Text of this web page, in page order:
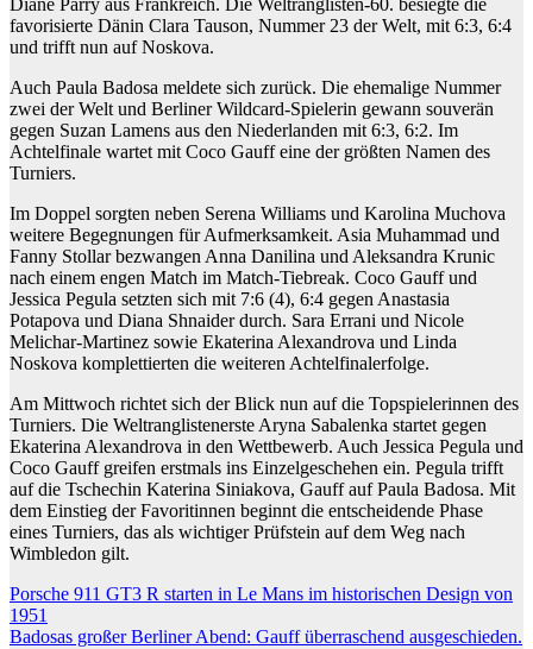
favorisierte Dänin Clara Tauson, Nummer 23 der Welt, mit 6:3, 6:4
und trifft nun auf Noskova.
Auch Paula Badosa meldete sich zurück. Die ehemalige Nummer
zwei der Welt und Berliner Wildcard-Spielerin gewann souverän
gegen Suzan Lamens aus den Niederlanden mit 6:3, 6:2. Im
Achtelfinale wartet mit Coco Gauff eine der größten Namen des
Turniers.
Im Doppel sorgten neben Serena Williams und Karolina Muchova
weitere Begegnungen für Aufmerksamkeit. Asia Muhammad und
Fanny Stollar bezwangen Anna Danilina und Aleksandra Krunic
nach einem engen Match im Match-Tiebreak. Coco Gauff und
Jessica Pegula setzten sich mit 7:6 (4), 6:4 gegen Anastasia
Potapova und Diana Shnaider durch. Sara Errani und Nicole
Melichar-Martinez sowie Ekaterina Alexandrova und Linda
Noskova komplettierten die weiteren Achtelfinalerfolge.
Am Mittwoch richtet sich der Blick nun auf die Topspielerinnen des
Turniers. Die Weltranglistenerste Aryna Sabalenka startet gegen
Ekaterina Alexandrova in den Wettbewerb. Auch Jessica Pegula und
Coco Gauff greifen erstmals ins Einzelgeschehen ein. Pegula trifft
auf die Tschechin Katerina Siniakova, Gauff auf Paula Badosa. Mit
dem Einstieg der Favoritinnen beginnt die entscheidende Phase
eines Turniers, das als wichtiger Prüfstein auf dem Weg nach
Wimbledon gilt.
Beitragsnavigation
Porsche 911 GT3 R starten in Le Mans im historischen Design von
1951
Badosas großer Berliner Abend: Gauff überraschend ausgeschieden.